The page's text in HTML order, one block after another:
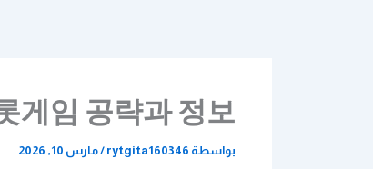
게임 공략과 정보
بواسطة rytgita160346
/مارس 10, 2026